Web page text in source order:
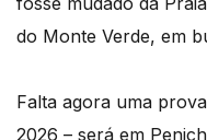
do Monte Verde, em
Falta agora uma
2026 – será em